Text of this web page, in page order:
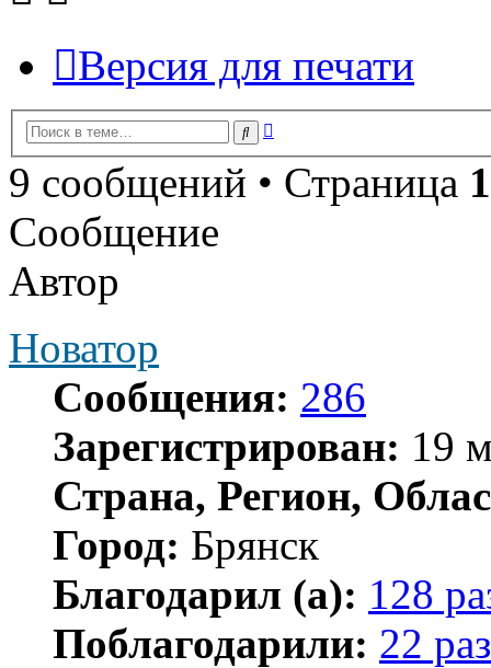
Версия для печати
Поиск
9 сообщений • Страница 1
Сообщение
Автор
Новатор
Сообщения: 286
Зарегистрирован: 19
Страна, Регион,
Город: Брянск
Благодарил (а): 128
Поблагодарили: 22